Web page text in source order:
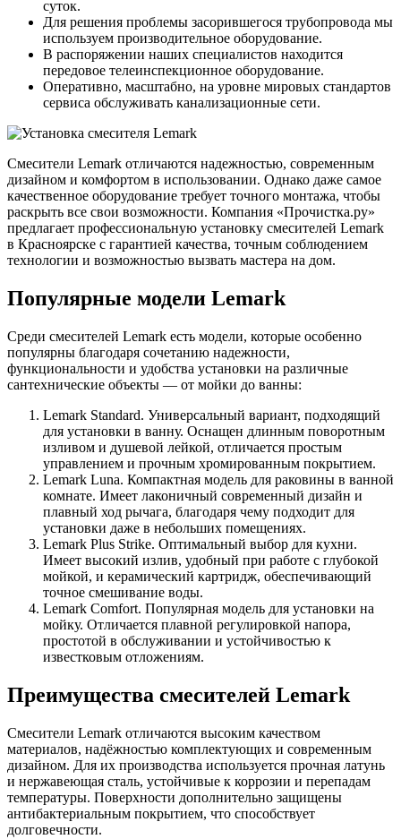
суток.
Для решения проблемы засорившегося трубопровода мы
используем производительное оборудование.
В распоряжении наших специалистов находится
передовое телеинспекционное оборудование.
Оперативно, масштабно, на уровне мировых стандартов
сервиса обслуживать канализационные сети.
Смесители Lemark отличаются надежностью, современным
дизайном и комфортом в использовании. Однако даже самое
качественное оборудование требует точного монтажа, чтобы
раскрыть все свои возможности. Компания «Прочистка.ру»
предлагает профессиональную установку смесителей Lemark
в Красноярске с гарантией качества, точным соблюдением
технологии и возможностью вызвать мастера на дом.
Популярные модели Lemark
Среди смесителей Lemark есть модели, которые особенно
популярны благодаря сочетанию надежности,
функциональности и удобства установки на различные
сантехнические объекты — от мойки до ванны:
Lemark Standard. Универсальный вариант, подходящий
для установки в ванну. Оснащен длинным поворотным
изливом и душевой лейкой, отличается простым
управлением и прочным хромированным покрытием.
Lemark Luna. Компактная модель для раковины в ванной
комнате. Имеет лаконичный современный дизайн и
плавный ход рычага, благодаря чему подходит для
установки даже в небольших помещениях.
Lemark Plus Strike. Оптимальный выбор для кухни.
Имеет высокий излив, удобный при работе с глубокой
мойкой, и керамический картридж, обеспечивающий
точное смешивание воды.
Lemark Comfort. Популярная модель для установки на
мойку. Отличается плавной регулировкой напора,
простотой в обслуживании и устойчивостью к
известковым отложениям.
Преимущества смесителей Lemark
Смесители Lemark отличаются высоким качеством
материалов, надёжностью комплектующих и современным
дизайном. Для их производства используется прочная латунь
и нержавеющая сталь, устойчивые к коррозии и перепадам
температуры. Поверхности дополнительно защищены
антибактериальным покрытием, что способствует
долговечности.